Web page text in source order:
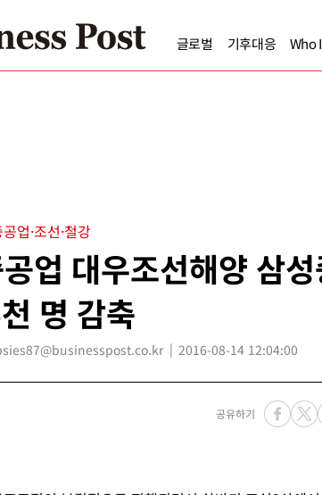
글로벌 기후대응 Who
업·조선·철강
업 대우조선해양 삼
명 감축
2016-08-14 12:04:00
공유하기